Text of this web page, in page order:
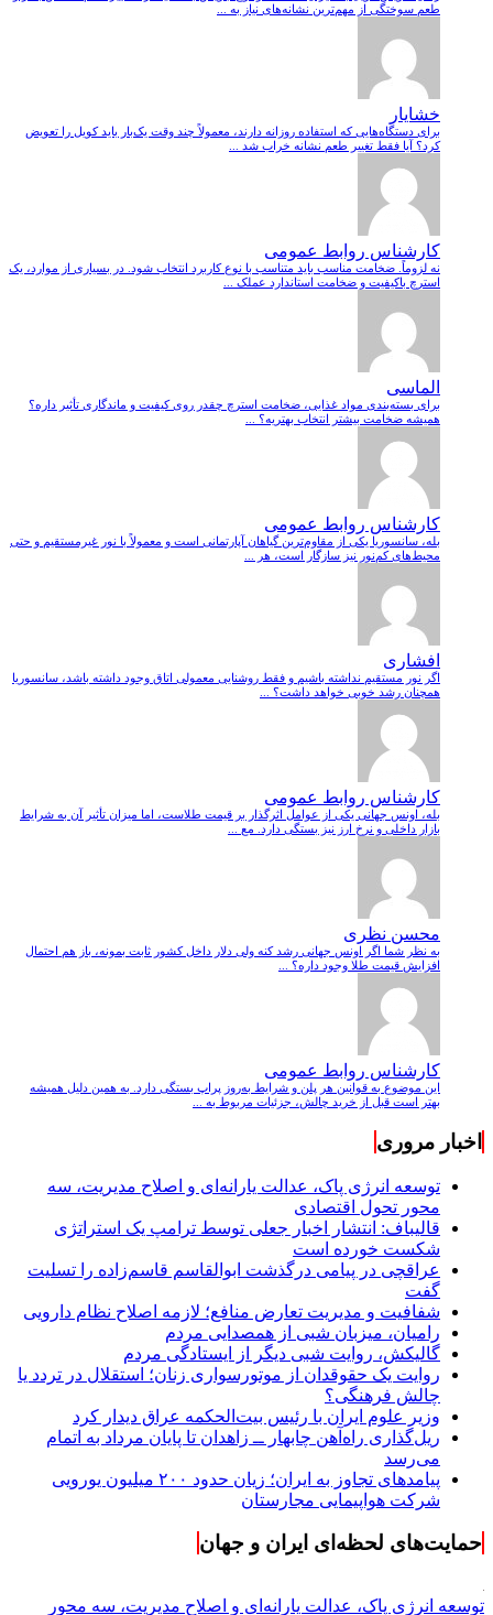
طعم سوختگی از مهم‌ترین نشانه‌های نیاز به ...
خشایار
برای دستگاه‌هایی که استفاده روزانه دارند، معمولاً چند وقت یک‌بار باید کویل را تعویض
کرد؟ آیا فقط تغییر طعم نشانه خراب شد ...
کارشناس روابط عمومی
نه لزوماً. ضخامت مناسب باید متناسب با نوع کاربرد انتخاب شود. در بسیاری از موارد، یک
استرچ باکیفیت و ضخامت استاندارد عملک ...
الماسی
برای بسته‌بندی مواد غذایی، ضخامت استرچ چقدر روی کیفیت و ماندگاری تأثیر داره؟
همیشه ضخامت بیشتر انتخاب بهتریه؟ ...
کارشناس روابط عمومی
بله، سانسوریا یکی از مقاوم‌ترین گیاهان آپارتمانی است و معمولاً با نور غیرمستقیم و حتی
محیط‌های کم‌نور نیز سازگار است، هر ...
افشاری
اگر نور مستقیم نداشته باشیم و فقط روشنایی معمولی اتاق وجود داشته باشد، سانسوریا
همچنان رشد خوبی خواهد داشت؟ ...
کارشناس روابط عمومی
بله، اونس جهانی یکی از عوامل اثرگذار بر قیمت طلاست، اما میزان تأثیر آن به شرایط
بازار داخلی و نرخ ارز نیز بستگی دارد. مع ...
محسن نظری
به نظر شما اگر اونس جهانی رشد کنه ولی دلار داخل کشور ثابت بمونه، باز هم احتمال
افزایش قیمت طلا وجود داره؟ ...
کارشناس روابط عمومی
این موضوع به قوانین هر پلن و شرایط به‌روز پراپ بستگی دارد. به همین دلیل همیشه
بهتر است قبل از خرید چالش، جزئیات مربوط به ...
اخبار مروری
توسعه انرژی پاک، عدالت یارانه‌ای و اصلاح مدیریت، سه
محور تحول اقتصادی
قالیباف: انتشار اخبار جعلی توسط ترامپ یک استراتژی
شکست خورده است
عراقچی در پیامی درگذشت ابوالقاسم قاسم‌زاده را تسلیت
گفت
شفافیت و مدیریت تعارض منافع؛ لازمه اصلاح نظام دارویی
رامیان، میزبان شبی از همصدایی مردم
گالیکش، روایت شبی دیگر از ایستادگی مردم
روایت یک حقوقدان از موتورسواری زنان؛ استقلال در تردد یا
چالش فرهنگی؟
وزیر علوم ایران با رئیس بیت‌الحکمه عراق دیدار کرد
ریل‌گذاری راه‌آهن چابهار ــ زاهدان تا پایان مرداد به اتمام
می‌رسد
پیامدهای تجاوز به ایران؛ زیان حدود ۲۰۰ میلیون یورویی
شرکت هواپیمایی مجارستان
حمایت‌های لحظه‌ای ایران و جهان
توسعه انرژی پاک، عدالت یارانه‌ای و اصلاح مدیریت، سه محور